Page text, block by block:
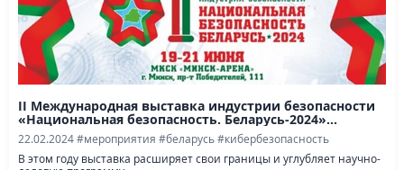
II Международная выставка индустрии безопасности
«Национальная безопасность. Беларусь-2024»...
22.02.2024#мероприятия #беларусь#кибербезопасность
В этом году выставка расширяет свои границы и углубляет научно-